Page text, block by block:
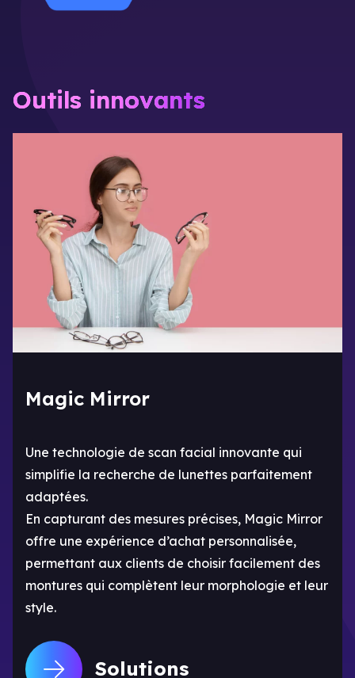
Outils innovants
Magic Mirror
Une technologie de scan facial innovante qui
simplifie la recherche de lunettes parfaitement
adaptées.
En capturant des mesures précises, Magic Mirror
offre une expérience d’achat personnalisée,
permettant aux clients de choisir facilement des
montures qui complètent leur morphologie et leur
style.
Solutions